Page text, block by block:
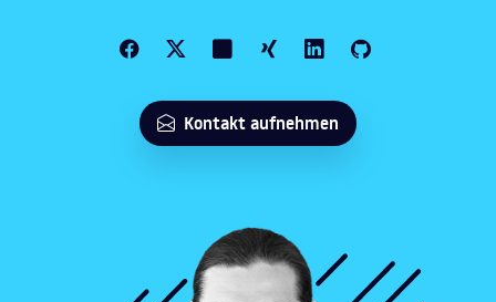
Kontakt aufnehmen